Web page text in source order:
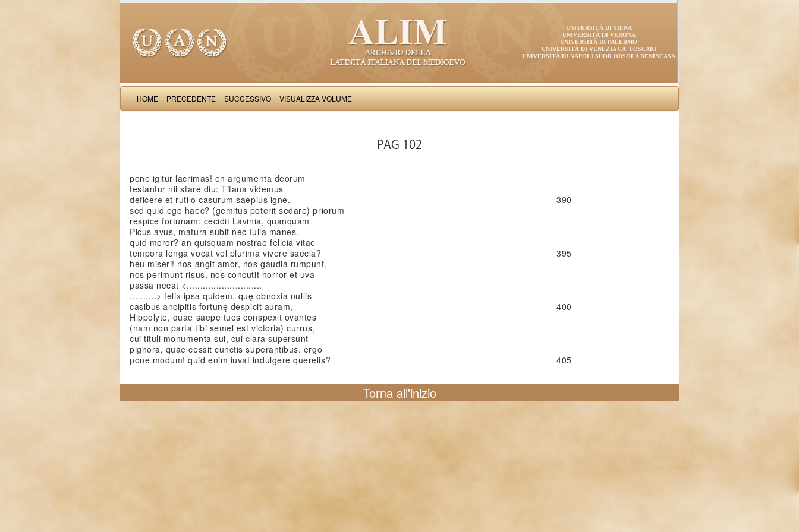
UNIVERSITÀ DI SIENA
UNIVERSITÀ DI VERONA
UNIVERSITÀ DI PALERMO
UNIVERSITÀ DI VENEZIA CA' FOSCARI
UNIVERSITÀ DI NAPOLI SUOR ORSOLA BENINCASA
HOME PRECEDENTE SUCCESSIVO VISUALIZZA VOLUME
PAG 102
pone igitur lacrimas! en argumenta deorum
testantur nil stare diu: Titana videmus
deficere et rutilo casurum saepius igne.
sed quid ego haec? (gemitus poterit sedare) priorum
respice fortunam: cecidit Lavinia, quanquam
Picus avus, matura subit nec Iulia manes.
quid moror? an quisquam nostrae felicia vitae
tempora longa vocat vel plurima vivere saecla?
heu miseri! nos angit amor, nos gaudia rumpunt,
nos perimunt risus, nos concutit horror et uva
passa necat <............................
..........> felix ipsa quidem, quę obnoxia nullis
casibus ancipitis fortunę despicit auram,
Hippolyte, quae saepe tuos conspexit ovantes
(nam non parta tibi semel est victoria) currus,
cui tituli monumenta sui, cui clara supersunt
pignora, quae cessit cunctis superantibus. ergo
pone modum! quid enim iuvat indulgere querelis?
390
395
400
405
Torna all'inizio